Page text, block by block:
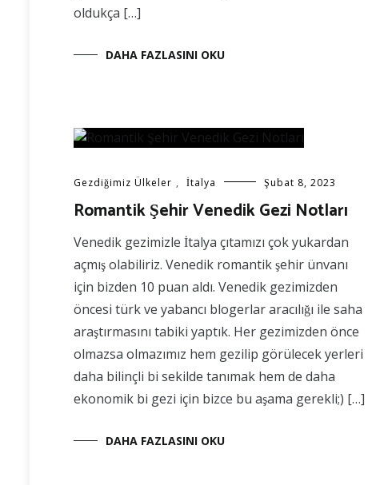
oldukça […]
DAHA FAZLASINI OKU
Gezdiğimiz Ülkeler , İtalya Şubat 8, 2023
Romantik Şehir Venedik Gezi Notları
Venedik gezimizle İtalya çıtamızı çok yukardan
açmış olabiliriz. Venedik romantik şehir ünvanı
için bizden 10 puan aldı. Venedik gezimizden
öncesi türk ve yabancı blogerlar aracılığı ile saha
araştırmasını tabiki yaptık. Her gezimizden önce
olmazsa olmazımız hem gezilip görülecek yerleri
daha bilinçli bi sekilde tanımak hem de daha
ekonomik bi gezi için bizce bu aşama gerekli;) […]
DAHA FAZLASINI OKU